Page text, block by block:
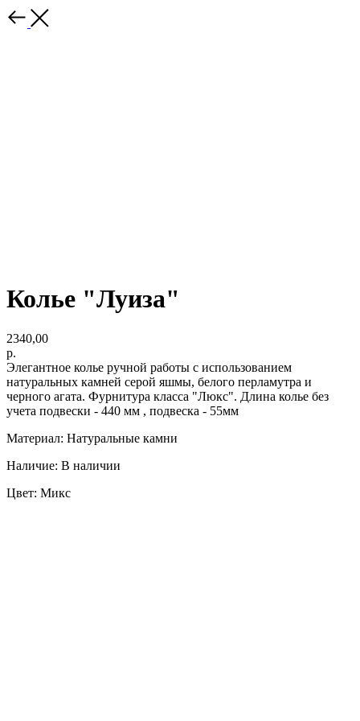
Колье "Луиза"
2340,00
р.
Элегантное колье ручной работы с использованием
натуральных камней серой яшмы, белого перламутра и
черного агата. Фурнитура класса "Люкс". Длина колье без
учета подвески - 440 мм , подвеска - 55мм
Материал: Натуральные камни
Наличие: В наличии
Цвет: Микс